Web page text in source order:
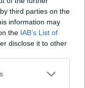
third parties on the
information may
the IAB’s List of
disclose it to other
ir URM
kuriose